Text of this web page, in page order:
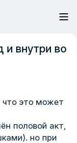
и внутри во
что это может
половой акт,
но при